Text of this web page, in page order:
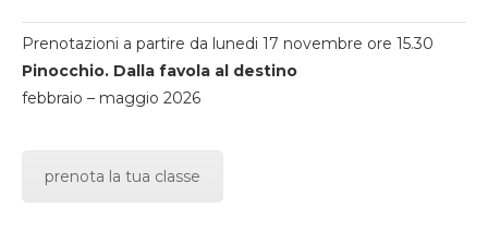
Prenotazioni a partire da lunedi 17 novembre ore 15.30
Pinocchio. Dalla favola al destino
febbraio – maggio 2026
prenota la tua classe